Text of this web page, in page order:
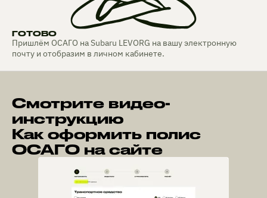
ГОТОВО
Пришлём ОСАГО на Subaru LEVORG на вашу электронную
почту и отобразим в личном кабинете.
Смотрите видео-
инструкцию
Как оформить полис
ОСАГО на сайте